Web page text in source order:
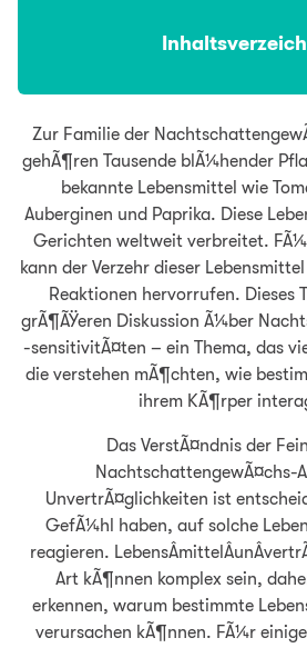
Zur Familie der
gehÃ¶ren Tausende blÃ¼hender
bekannte Lebensmittel wie
Auberginen und Paprika. Diese
Gerichten weltweit verbreitet.
kann der Verzehr dieser
Reaktionen hervorrufen. Dieses
grÃ¶ÃŸeren Diskussion Ã¼ber
-sensitivitÃ¤ten – ein Thema, das
die verstehen mÃ¶chten, wie
ihrem KÃ¶rper
Das VerstÃ¤ndnis der
NachtschattengewÃ¤chs-
UnvertrÃ¤glichkeiten ist
GefÃ¼hl haben, auf solche
reagieren.
Art kÃ¶nnen komplex sein,
erkennen, warum bestimmte
verursachen kÃ¶nnen. FÃ¼r